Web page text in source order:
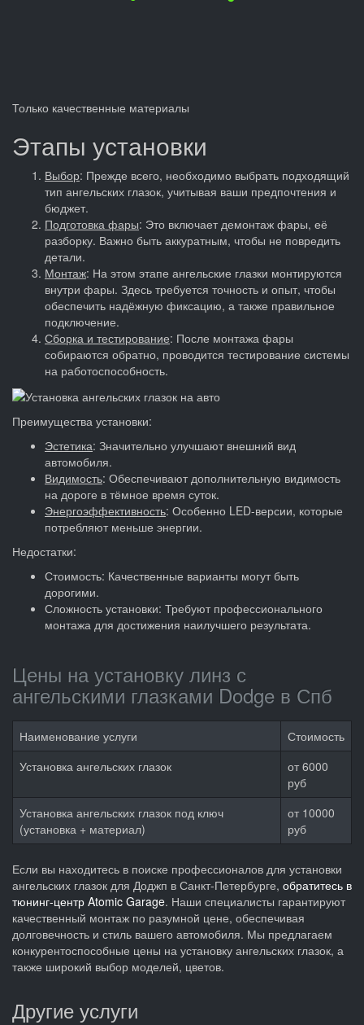
Только качественные материалы
Этапы установки
Выбор: Прежде всего, необходимо выбрать подходящий
тип ангельских глазок, учитывая ваши предпочтения и
бюджет.
Подготовка фары: Это включает демонтаж фары, её
разборку. Важно быть аккуратным, чтобы не повредить
детали.
Монтаж: На этом этапе ангельские глазки монтируются
внутри фары. Здесь требуется точность и опыт, чтобы
обеспечить надёжную фиксацию, а также правильное
подключение.
Сборка и тестирование: После монтажа фары
собираются обратно, проводится тестирование системы
на работоспособность.
Преимущества установки:
Эстетика: Значительно улучшают внешний вид
автомобиля.
Видимость: Обеспечивают дополнительную видимость
на дороге в тёмное время суток.
Энергоэффективность: Особенно LED-версии, которые
потребляют меньше энергии.
Недостатки:
Стоимость: Качественные варианты могут быть
дорогими.
Сложность установки: Требуют профессионального
монтажа для достижения наилучшего результата.
Цены на установку линз с
ангельскими глазками Dodge в Спб
Наименование услуги
Стоимость
Установка ангельских глазок
от 6000
руб
Установка ангельских глазок под ключ
(установка + материал)
от 10000
руб
Если вы находитесь в поиске профессионалов для установки
ангельских глазок для Доджп в Санкт-Петербурге, обратитесь в
тюнинг-центр Atomic Garage. Наши специалисты гарантируют
качественный монтаж по разумной цене, обеспечивая
долговечность и стиль вашего автомобиля. Мы предлагаем
конкурентоспособные цены на установку ангельских глазок, а
также широкий выбор моделей, цветов.
Другие услуги